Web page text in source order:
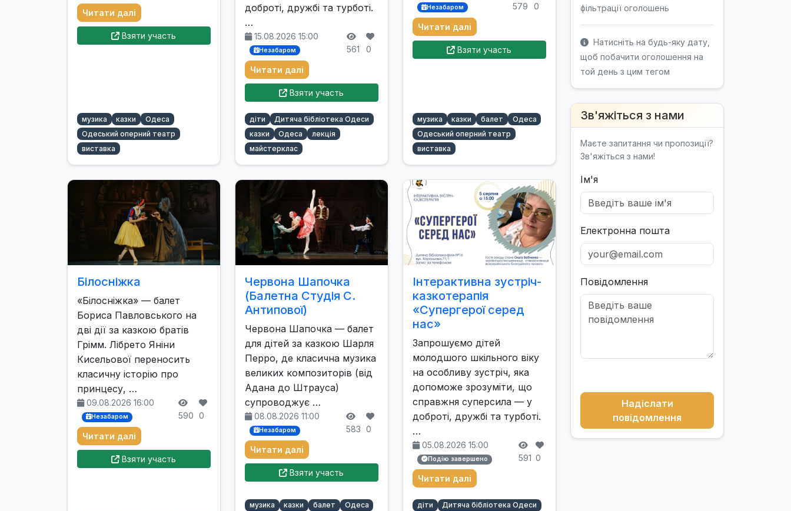
Читати далі
Взяти участь
музика казки
Одеса
Одеський оперний театр
виставка
доброті, дружбі та турботі.
…
15.08.2026 15:00
Незабаром 561 0
Читати далі
Взяти участь
діти
Дитяча бібліотека Одеси
казки
Одеса
лекція
майстерклас
Незабаром 579 0
Читати далі
Взяти участь
музика казки балет
Одеса
Одеський оперний театр
виставка
Білосніжка
«Білосніжка» — балет
Бориса Павловського на
дві дії за казкою братів
Грімм. Лібрето Яніни
Кисельової переносить
класичну історію про
принцесу, …
09.08.2026 16:00
Незабаром 590 0
Читати далі
Взяти участь
Червона Шапочка
(Балетна Студія С.
Антипової)
Червона Шапочка — балет
для дітей за казкою Шарля
Перро, де класична музика
великих композиторів (від
Адана до Штрауса)
супроводжує …
08.08.2026 11:00
Незабаром 583 0
Читати далі
Взяти участь
музика казки балет
Одеса
Інтерактивна зустріч-
казкотерапія
«Супергерої серед
нас»
Запрошуємо дітей
молодшого шкільного віку
на особливу зустріч, яка
допоможе зрозуміти, що
справжня суперсила — у
доброті, дружбі та турботі.
…
05.08.2026 15:00
Подію завершено 591 0
Читати далі
діти
Дитяча бібліотека Одеси
фільтрації оголошень
Натисніть на будь-яку дату,
щоб побачити оголошення на
той день з цим тегом
Зв'яжіться з нами
Маєте запитання чи пропозиції?
Зв'яжіться з нами!
Ім'я
Електронна пошта
Повідомлення
Надіслати
повідомлення